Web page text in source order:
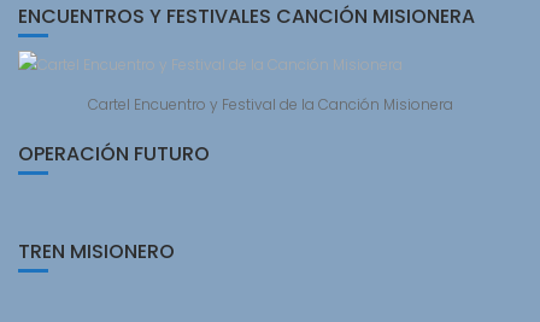
ENCUENTROS Y FESTIVALES CANCIÓN MISIONERA
Cartel Encuentro y Festival de la Canción Misionera
OPERACIÓN FUTURO
TREN MISIONERO